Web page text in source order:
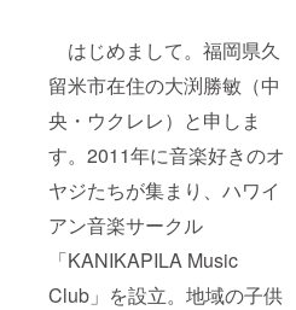
はじめまして。福岡県久
留米市在住の大渕勝敏（中
央・ウクレレ）と申しま
す。2011年に音楽好きのオ
ヤジたちが集まり、ハワイ
アン音楽サークル
「KANIKAPILA Music
Club」を設立。地域の子供